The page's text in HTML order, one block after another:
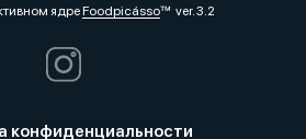
ядреFoodpicássover. 3.2
конфиденциальности